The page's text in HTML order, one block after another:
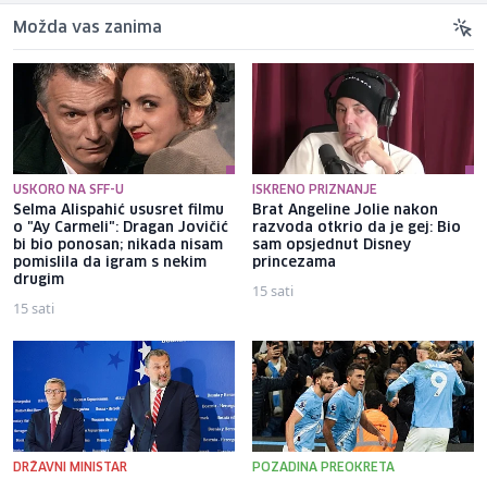
Možda vas zanima
USKORO NA SFF-U
Selma Alispahić ususret filmu
o "Ay Carmeli": Dragan Jovičić
bi bio ponosan; nikada nisam
pomislila da igram s nekim
drugim
15 sati
ISKRENO PRIZNANJE
Brat Angeline Jolie nakon
razvoda otkrio da je gej: Bio
sam opsjednut Disney
princezama
15 sati
DRŽAVNI MINISTAR POZADINA PREOKRETA